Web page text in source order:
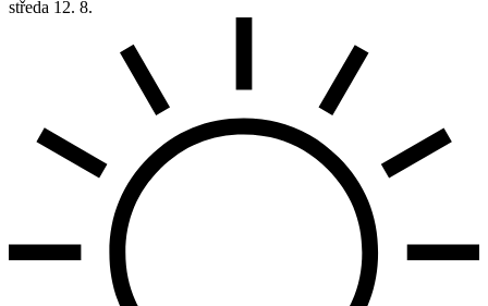
středa 12. 8.